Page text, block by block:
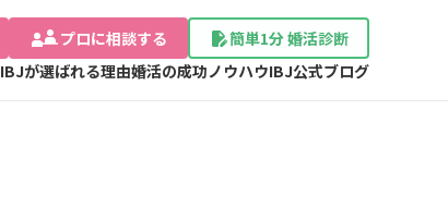
プロに相談する
簡単1分 婚活診断
IBJが選ばれる理由婚活の成功ノウハウIBJ公式ブログ